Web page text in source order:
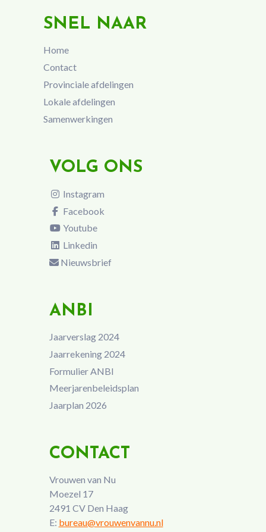
SNEL NAAR
Home
Contact
Provinciale afdelingen
Lokale afdelingen
Samenwerkingen
VOLG ONS
Instagram
Facebook
Youtube
Linkedin
Nieuwsbrief
ANBI
Jaarverslag 2024
Jaarrekening 2024
Formulier ANBI
Meerjarenbeleidsplan
Jaarplan 2026
CONTACT
Vrouwen van Nu
Moezel 17
2491 CV Den Haag
E: bureau@vrouwenvannu.nl